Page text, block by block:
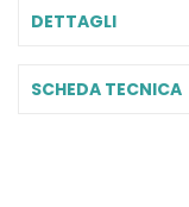
DETTAGLI
SCHEDA TECNICA